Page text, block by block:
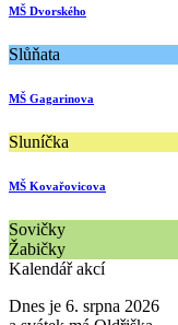
MŠ Dvorského
Slůňata
MŠ Gagarinova
Sluníčka
MŠ Kovařovicova
Sovičky
Žabičky
Kalendář akcí
Dnes je 6. srpna 2026